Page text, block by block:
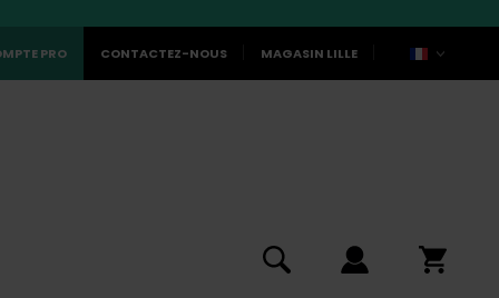
MAGASIN LILLE
CONTACTEZ-NOUS
PRO